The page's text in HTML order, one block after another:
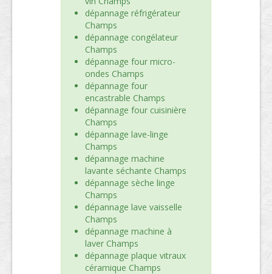
dépannage réfrigérateur
Champs
dépannage congélateur
Champs
dépannage four micro-
ondes Champs
dépannage four
encastrable Champs
dépannage four cuisinière
Champs
dépannage lave-linge
Champs
dépannage machine
lavante séchante Champs
dépannage sèche linge
Champs
dépannage lave vaisselle
Champs
dépannage machine à
laver Champs
dépannage plaque vitraux
céramique Champs